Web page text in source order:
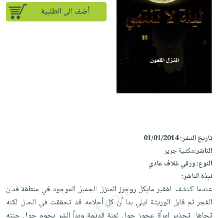
إختياراتنا
كتب
books
iKitab
بلا
Android
تحميل
iKitab
على
Apple
أسئلة
يتكرر
masmu3
Apple
المواضيع
الأكثر
إختياراتنا
وسائل
تعليمية
الصحة
الكل
الشخصية
العناية
وتصفيف
الشعر
العناية
بالجسم
جديد
الكل
أواني
الطهي
أدوات
متجر
الهدايا
أقسام
أضف الى الطلبية
تاريخ النشر:01/01/2014
الناشر:مكتبة جرير
النوع:ورقي غلاف عادي
نبذة الناشر:
عندما اكتشف الفقير مايكل روجرز المنزل الجميل الموجود في منطقة فدان
الغجر ثم قابل الوريثة ايلي بدا أن كل أحلامه قد تحققت في الحال لكنه